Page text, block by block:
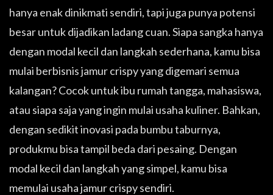
hanya enak dinikmati sendiri, tapi juga punya potensi
besar untuk dijadikan ladang cuan. Siapa sangka hanya
dengan modal kecil dan langkah sederhana, kamu bisa
mulai berbisnis jamur crispy yang digemari semua
kalangan? Cocok untuk ibu rumah tangga, mahasiswa,
atau siapa saja yang ingin mulai usaha kuliner. Bahkan,
dengan sedikit inovasi pada bumbu taburnya,
produkmu bisa tampil beda dari pesaing. Dengan
modal kecil dan langkah yang simpel, kamu bisa
memulai usaha jamur crispy sendiri.